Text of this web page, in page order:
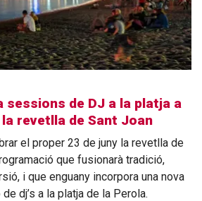
sessions de DJ a la platja a
revetlla de Sant Joan
el proper 23 de juny la revetlla de
que fusionarà tradició,
i que enguany incorpora una nova
dj’s a la platja de la Perola.